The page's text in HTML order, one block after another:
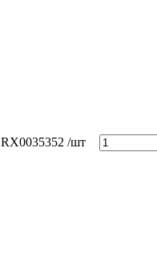
RX0035352 /шт